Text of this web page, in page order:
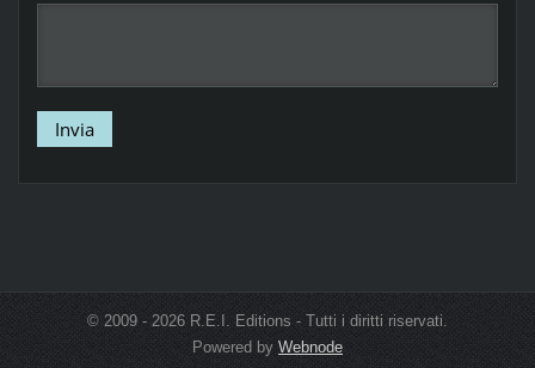
© 2009 - 2026 R.E.I. Editions - Tutti i diritti riservati.
Powered by Webnode